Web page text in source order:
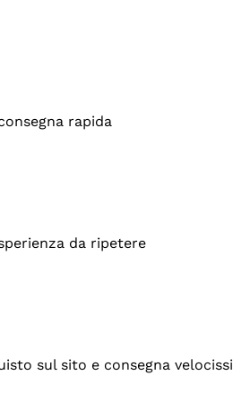
rapida
da ripetere
sul sito e consegna